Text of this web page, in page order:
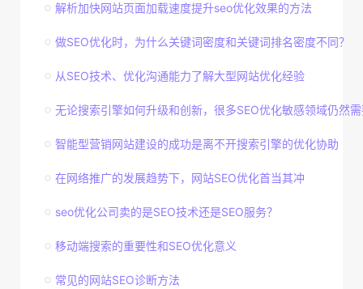
解析加快网站页面加载速度提升seo优化效果的方法
做SEO优化时，为什么关键词密度和关键词排名密度不同？
从SEO技术、优化沟通能力了解大型网站优化经验
无论搜索引擎如何升级和创新，很多SEO优化敏感领域仍然
智能型营销网站建设的成功是离不开搜索引擎的优化协助
在网络推广的发展趋势下，网站SEO优化首当其冲
seo优化公司卖的是SEO技术还是SEO服务？
移动端搜索的重要性和SEO优化意义
常见的网站SEO诊断方法